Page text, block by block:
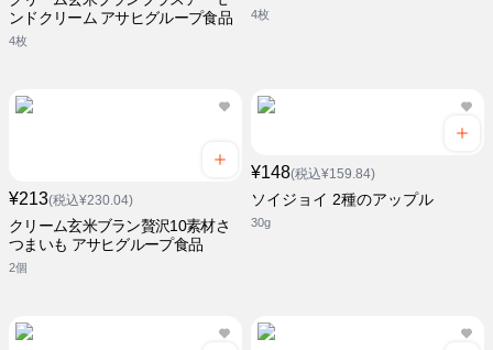
ンドクリーム アサヒグループ食品
4枚
4枚
¥213(税込¥230.04)
クリーム玄米ブラン贅沢10素材さ
つまいも アサヒグループ食品
2個
¥148(税込¥159.84)
ソイジョイ 2種のアップル
30g